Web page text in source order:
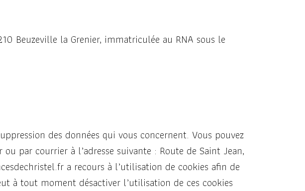
Beuzeville la Grenier, immatriculée au RNA sous le
des données qui vous concernent. Vous pouvez
par courrier à l’adresse suivante : Route de Saint Jean,
a recours à l’utilisation de cookies afin de
à tout moment désactiver l’utilisation de ces cookies